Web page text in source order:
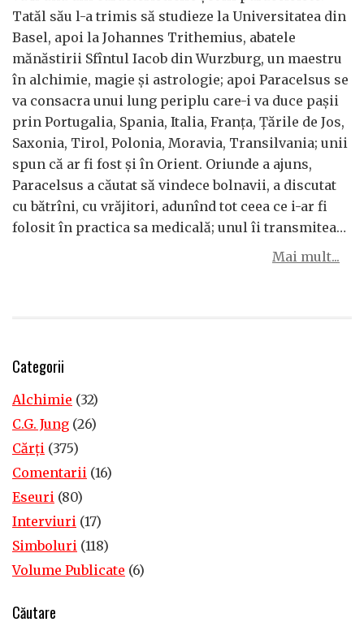
Tatăl său l-a trimis să studieze la Universitatea din
Basel, apoi la Johannes Trithemius, abatele
mănăstirii Sfîntul Iacob din Wurzburg, un maestru
în alchimie, magie şi astrologie; apoi Paracelsus se
va consacra unui lung periplu care-i va duce paşii
prin Portugalia, Spania, Italia, Franţa, Ţările de Jos,
Saxonia, Tirol, Polonia, Moravia, Transilvania; unii
spun că ar fi fost şi în Orient. Oriunde a ajuns,
Paracelsus a căutat să vindece bolnavii, a discutat
cu bătrîni, cu vrăjitori, adunînd tot ceea ce i-ar fi
folosit în practica sa medicală; unul îi transmitea…
Mai mult...
Categorii
Alchimie (32)
C.G. Jung (26)
Cărţi (375)
Comentarii (16)
Eseuri (80)
Interviuri (17)
Simboluri (118)
Volume Publicate (6)
Căutare